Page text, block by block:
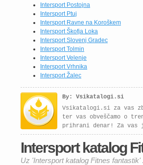
Intersport Postojna
Intersport Ptuj
Intersport Ravne na Koroškem
Intersport Škofja Loka
Intersport Slovenj Gradec
Intersport Tolmin
Intersport Velenje
Intersport Vrhnika
Intersport Žalec
By: Vsikatalogi.si
Vsikatalogi.si za vas
ter vas obveščamo o
prihrani denar! Za vas
Intersport katalog
Uz 'Intersport katalog Fitnes